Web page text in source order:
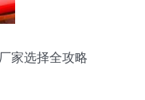
家选择全攻略